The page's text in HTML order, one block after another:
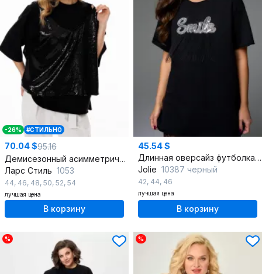
-26% #СТИЛЬНО
70.04 $95.16
Демисезонный асимметричный блузон oversize с пайетками
Ларс Стиль 1053
44, 46, 48, 50, 52, 54
лучшая цена
В корзину
45.54 $
Длинная оверсайз футболка с спущенной линией плеч и аппликацией
Jolie 10387 черный
42, 44, 46
лучшая цена
В корзину
% %